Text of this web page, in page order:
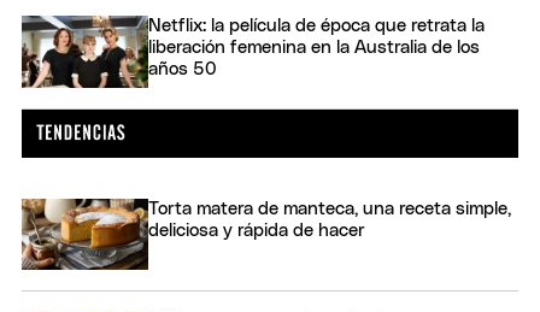
Netflix: la película de época que retrata la
liberación femenina en la Australia de los
años 50
Torta matera de manteca, una receta simple,
deliciosa y rápida de hacer